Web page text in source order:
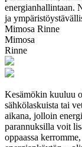
energianhallintaan.
ja
Mimosa Rinne
Mimosa
Rinne
Kesämökin kuuluu
sähkölaskuista tai
aikana, jolloin
parannuksilla voit
oppaassa